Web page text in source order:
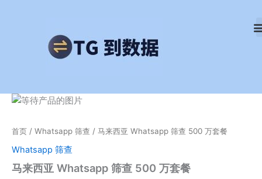
首页 / Whatsapp 筛查 / 马来西亚 Whatsapp 筛查 500 万套餐
Whatsapp 筛查
马来西亚 Whatsapp 筛查 500 万套餐
马
亚
Whatsapp
查